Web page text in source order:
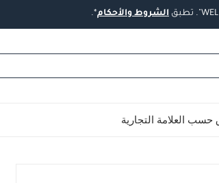
تطبق الشروط والأحكام*.
العلامة التجارية